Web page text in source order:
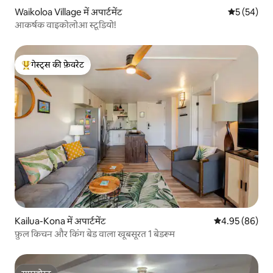
Waikoloa Village में अपार्टमेंट औसत रेटिंग
5 (54)
आकर्षक वाइकोलोआ स्टूडियो!
गेस्ट्स का टॉप फ़ेवरेट
गेस्ट्स की फ़ेवरेट
Kailua-Kona में अपार्टमेंट औसत रेटिंग 5 में
4.95 (86)
फ़ुल किचन और किंग बेड वाला खूबसूरत 1 बेडरूम